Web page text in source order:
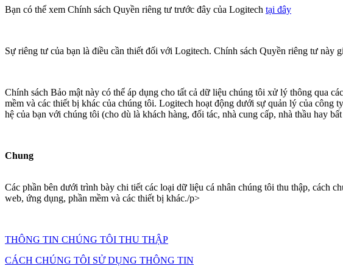
Bạn có thể xem Chính sách Quyền riêng tư trước đây của Logitech tại đây
Sự riêng tư của bạn là điều cần thiết đối với Logitech. Chính sách Quyền riêng tư này
Chính sách Bảo mật này có thể áp dụng cho tất cả dữ liệu chúng tôi xử lý thông qua
mềm và các thiết bị khác của chúng tôi. Logitech hoạt động dưới sự quản lý của
hệ của bạn với chúng tôi (cho dù là khách hàng, đối tác, nhà cung cấp, nhà thầu hay
Chung
Các phần bên dưới trình bày chi tiết các loại dữ liệu cá nhân chúng tôi thu thập, cách
web, ứng dụng, phần mềm và các thiết bị khác./p>
THÔNG TIN CHÚNG TÔI THU THẬP
CÁCH CHÚNG TÔI SỬ DỤNG THÔNG TIN